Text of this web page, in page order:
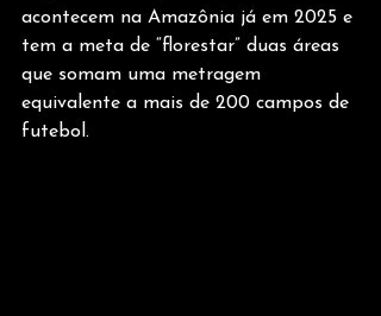
acontecem na Amazônia já em 2025 e
tem a meta de “florestar” duas áreas
que somam uma metragem
equivalente a mais de 200 campos de
futebol.